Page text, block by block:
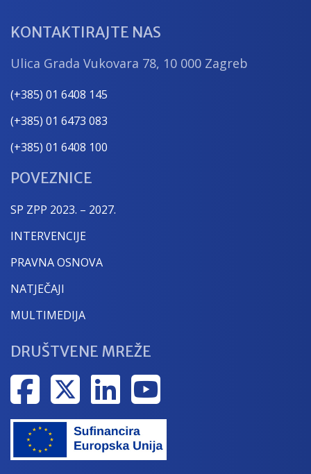
KONTAKTIRAJTE NAS
Ulica Grada Vukovara 78, 10 000 Zagreb
(+385) 01 6408 145
(+385) 01 6473 083
(+385) 01 6408 100
POVEZNICE
SP ZPP 2023. – 2027.
INTERVENCIJE
PRAVNA OSNOVA
NATJEČAJI
MULTIMEDIJA
DRUŠTVENE MREŽE